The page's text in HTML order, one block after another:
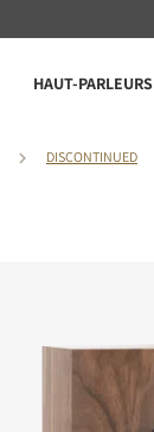
HAUT-PARLEURS
DISCONTINUED